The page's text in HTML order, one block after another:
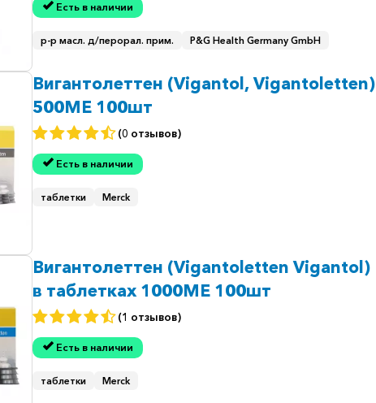
Есть в наличии
р-р масл. д/перорал. прим. P&G Health Germany GmbH
Вигантолеттен (Vigantol, Vigantoletten)
500МЕ 100шт
(0 отзывов)
Есть в наличии
таблетки Merck
Вигантолеттен (Vigantoletten Vigantol)
в таблетках 1000МЕ 100шт
(1 отзывов)
Есть в наличии
таблетки Merck